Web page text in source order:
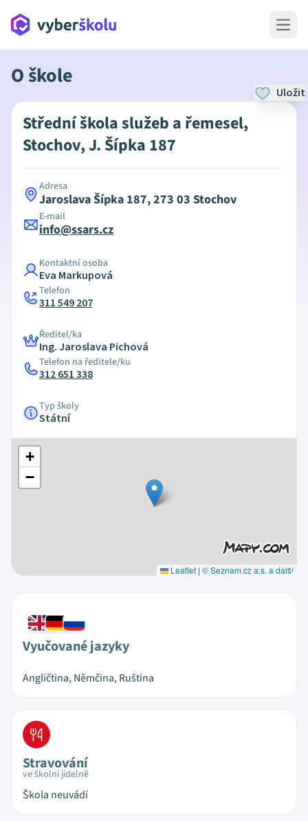
Open
O škole
Uložit
Střední škola služeb a řemesel,
Stochov, J. Šípka 187
Adresa
Jaroslava Šípka 187, 273 03 Stochov
E-mail
info@ssars.cz
Kontaktní osoba
Eva Markupová
Telefon
311 549 207
Ředitel/ka
Ing. Jaroslava Pichová
Telefon na ředitele/ku
312 651 338
Typ školy
Státní
+
−
Leaflet | © Seznam.cz a.s. a další
Vyučované jazyky
Angličtina, Němčina, Ruština
Stravování
ve školní jídelně
Škola neuvádí